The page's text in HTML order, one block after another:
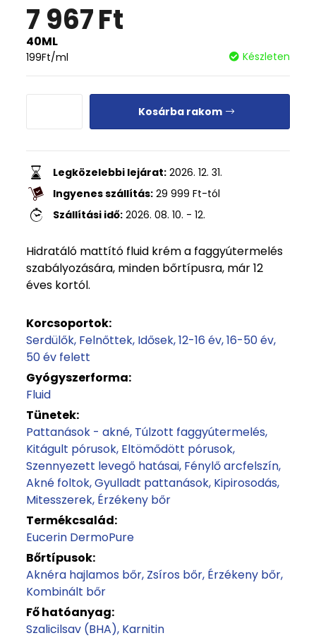
7 967Ft
40ML
199Ft/ml Készleten
Kosárba rakom
Legközelebbi lejárat: 2026. 12. 31.
Ingyenes szállítás: 29 999 Ft-tól
Szállítási idő: 2026. 08. 10. - 12.
Hidratáló mattító fluid krém a faggyútermelés
szabályozására, minden bőrtípusra, már 12
éves kortól.
Korcsoportok:
Serdülők Felnőttek Idősek 12-16 év 16-50 év
50 év felett
Gyógyszerforma:
Fluid
Tünetek:
Pattanások - akné Túlzott faggyútermelés
Kitágult pórusok Eltömődött pórusok
Szennyezett levegő hatásai Fénylő arcfelszín
Akné foltok Gyulladt pattanások Kipirosodás
Mitesszerek Érzékeny bőr
Termékcsalád:
Eucerin DermoPure
Bőrtípusok:
Aknéra hajlamos bőr Zsíros bőr Érzékeny bőr
Kombinált bőr
Fő hatóanyag:
Szalicilsav (BHA) Karnitin